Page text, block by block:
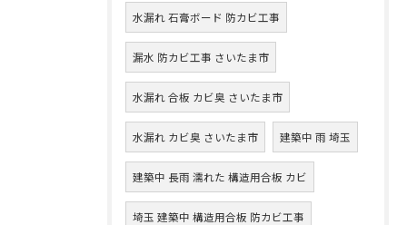
水漏れ 石膏ボード 防カビ工事
漏水 防カビ工事 さいたま市
水漏れ 合板 カビ臭 さいたま市
水漏れ カビ臭 さいたま市 建築中 雨 埼玉
建築中 長雨 濡れた 構造用合板 カビ
埼玉 建築中 構造用合板 防カビ工事